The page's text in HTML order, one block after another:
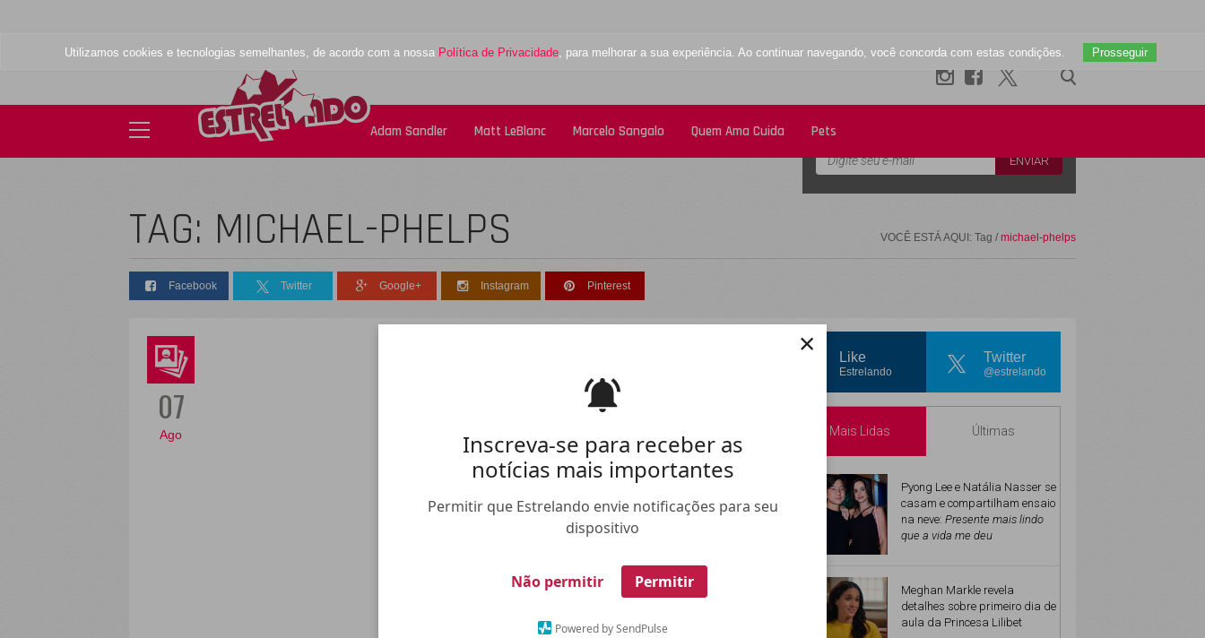
Inscreva-se para receber as
notícias mais importantes
Permitir que Estrelando envie notificações para seu
dispositivo
Não permitir Permitir
Powered by SendPulse
×
Utilizamos cookies e tecnologias semelhantes, de acordo com a nossa Política de Privacidade, para melhorar a sua experiência. Ao continuar navegando, você concorda com estas condições. Prosseguir
Adam Sandler Matt LeBlanc Marcelo Sangalo Quem Ama Cuida Pets
Newsletter
TAG: MICHAEL-PHELPS VOCÊ ESTÁ AQUI: Tag / michael-phelps
Facebook Twitter Google+ Instagram Pinterest
07
Ago
Like
Estrelando
Twitter
@estrelando
Mais Lidas Últimas
Pyong Lee e Natália Nasser se
casam e compartilham ensaio
na neve: Presente mais lindo
que a vida me deu
Meghan Markle revela
detalhes sobre primeiro dia de
aula da Princesa Lilibet